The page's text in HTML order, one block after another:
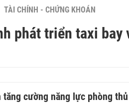
TÀI CHÍNH - CHỨNG KHOÁN
phát triển taxi bay
cường năng lực phòng